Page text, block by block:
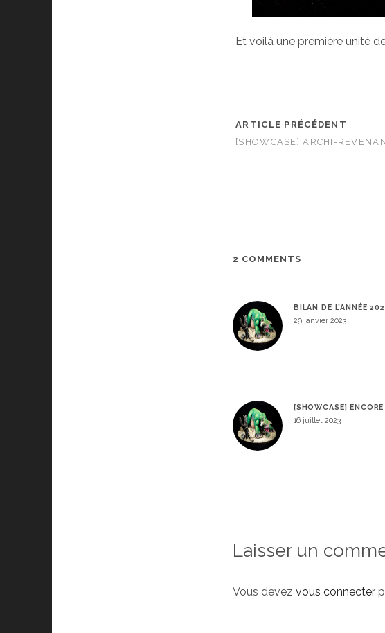
Et voilà une première unité
ARTICLE PRÉCÉDENT
[SHOWCASE] ARCHI-
2 COMMENTS
BILAN DE L’ANNÉE
29 janvier 2023
[SHOWCASE]
16 juillet 2023
Laisser un
Vous devez vous connecter